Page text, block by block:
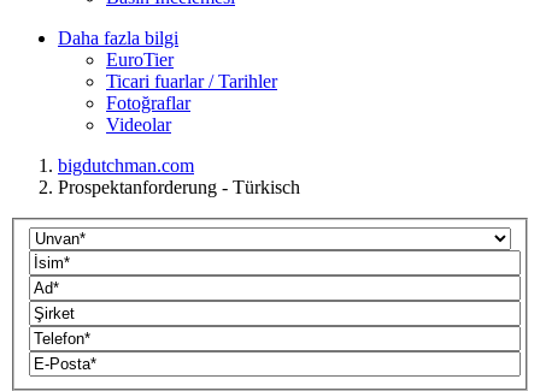
Daha fazla bilgi
EuroTier
Ticari fuarlar / Tarihler
Fotoğraflar
Videolar
bigdutchman.com
Prospektanforderung - Türkisch